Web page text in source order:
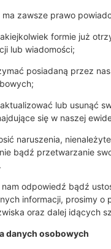
zawsze prawo
formie już
lub wiadomości;
posiadaną przez
lub usunąć
się w naszej
naruszenia, nienależyte
bądź przetwarzanie
nam odpowiedź bądź
informacji, prosimy o
oraz dalej idących
danych osobowych